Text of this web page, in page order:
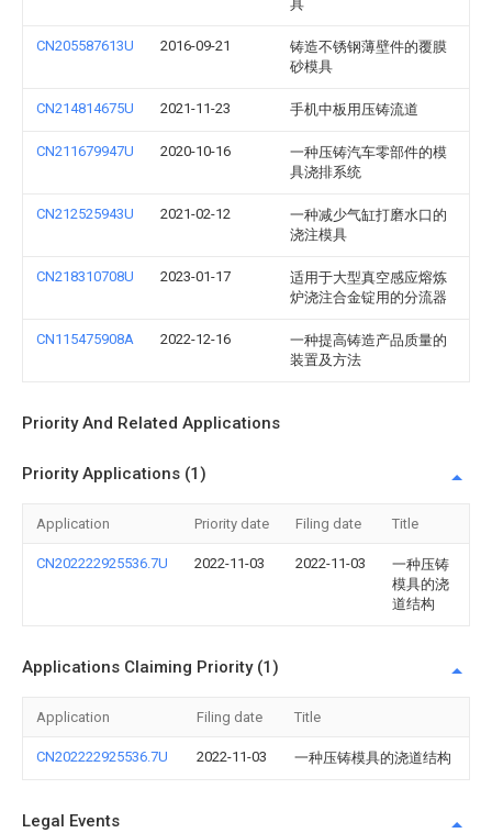
具
CN205587613U 2016-09-21
铸造不锈钢薄壁件的覆膜
砂模具
CN214814675U 2021-11-23 手机中板用压铸流道
CN211679947U 2020-10-16
一种压铸汽车零部件的模
具浇排系统
CN212525943U 2021-02-12
一种减少气缸打磨水口的
浇注模具
CN218310708U 2023-01-17
适用于大型真空感应熔炼
炉浇注合金锭用的分流器
CN115475908A 2022-12-16
一种提高铸造产品质量的
装置及方法
Priority And Related Applications
Priority Applications (1)
Application Priority date Filing date Title
CN202222925536.7U 2022-11-03 2022-11-03
一种压铸
模具的浇
道结构
Applications Claiming Priority (1)
Application Filing date Title
CN202222925536.7U 2022-11-03 一种压铸模具的浇道结构
Legal Events